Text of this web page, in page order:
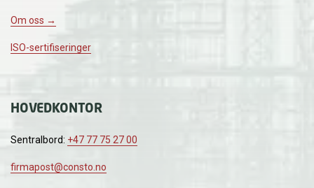
Om oss →
ISO-sertifiseringer
HOVEDKONTOR
Sentralbord: +47 77 75 27 00
firmapost@consto.no